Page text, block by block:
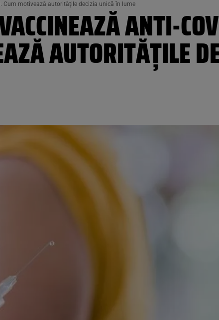
Cum motivează autoritățile decizia unică în lume
ANTI-
AUTORITĂȚILE